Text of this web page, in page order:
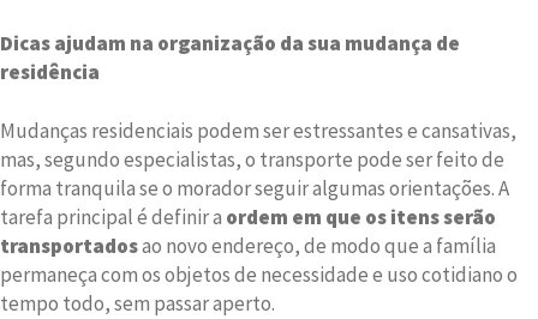
Dicas ajudam na organização da sua mudança de
residência
Mudanças residenciais podem ser estressantes e cansativas,
mas, segundo especialistas, o transporte pode ser feito de
forma tranquila se o morador seguir algumas orientações. A
tarefa principal é definir a ordem em que os itens serão
transportadosao novo endereço, de modo que a família
permaneça com os objetos de necessidade e uso cotidiano o
tempo todo, sem passar aperto.